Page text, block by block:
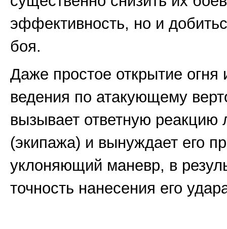
эффективность, но и
боя.
Даже простое открытие огня
ведения по атакующему
вызывает ответную реакцию
(экипажа) и вынуждает его
уклоняющий маневр, в
точность нанесения его